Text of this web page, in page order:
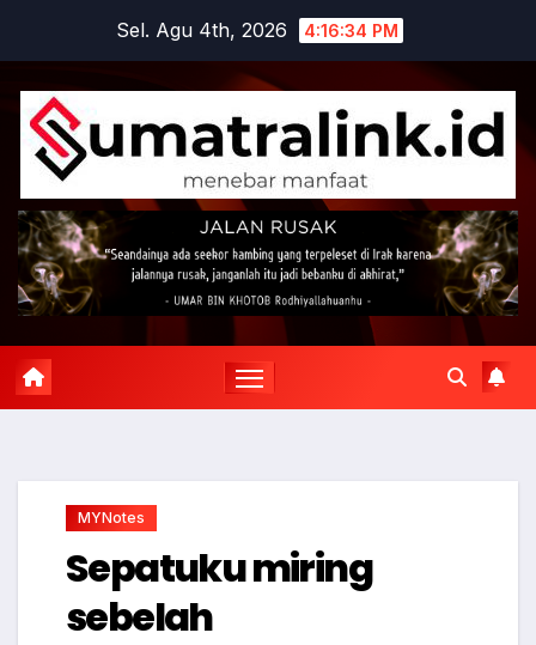
content
Sel. Agu 4th, 2026 4:16:35 PM
MYNotes
Sepatuku miring
sebelah